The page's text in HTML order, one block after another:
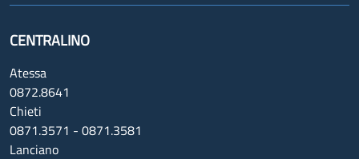
CENTRALINO
Atessa
0872.8641
Chieti
0871.3571 - 0871.3581
Lanciano